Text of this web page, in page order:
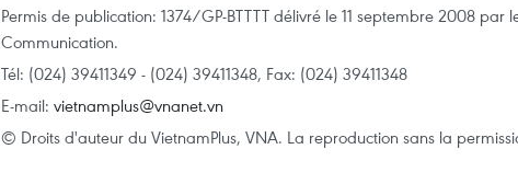
Permis de publication: 1374/GP-BTTTT délivré le 11 septembre 2008
Communication.
Tél: (024) 39411349 - (024) 39411348, Fax: (024) 39411348
E-mail: vietnamplus@vnanet.vn
© Droits d'auteur du VietnamPlus, VNA. La reproduction sans la